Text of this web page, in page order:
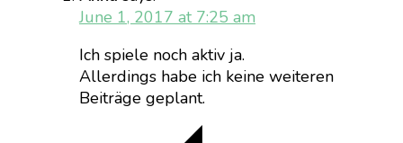
June 1, 2017 at 7:25 am
Ich spiele noch aktiv ja.
Allerdings habe ich keine weiteren
Beiträge geplant.